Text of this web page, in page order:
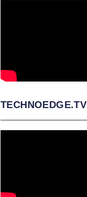
TECHNOEDGE.TV